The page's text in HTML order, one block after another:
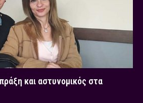
και αστυνομικός στα